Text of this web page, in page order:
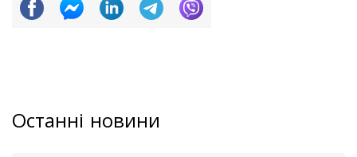
Останні новини